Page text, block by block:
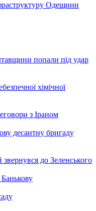
Одещини
попали під удар
хімічної
з Іраном
десантну бригаду
до Зеленського